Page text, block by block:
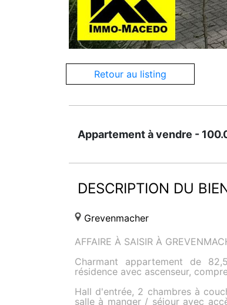
Retour au listing
DESCRIPTION DU
Grevenmacher
AFFAIRE À SAISIR À
Charmant appartement de
résidence avec ascenseur,
Hall d'entrée, 2 chambres à
salle à manger / séjour avec